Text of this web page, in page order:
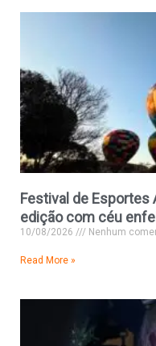
Festival de Esportes
edição com céu
10/08/2026 Nenhum
Read More »